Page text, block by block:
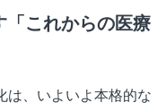
「これからの医療
は、いよいよ本格的な